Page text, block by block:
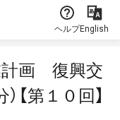
ヘルプEnglish
画 復興交
【第１０回】